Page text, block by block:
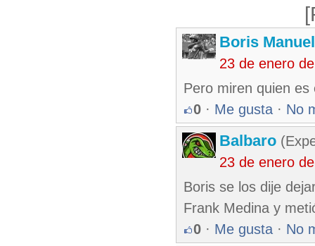
Boris
23 de enero
Pero miren quien
0 · Me gusta · No
Balbaro
23 de enero
Boris se los dije
Frank Medina y
0 · Me gusta · No